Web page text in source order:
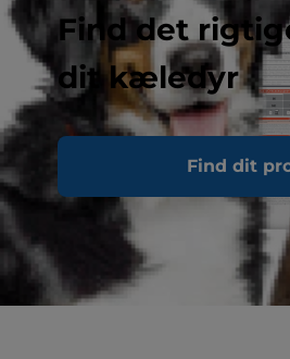
Find det
dit kæledyr
Find dit